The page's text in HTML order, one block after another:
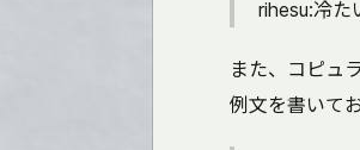
rihesu:冷た
また、コピュ
例文を書いてお